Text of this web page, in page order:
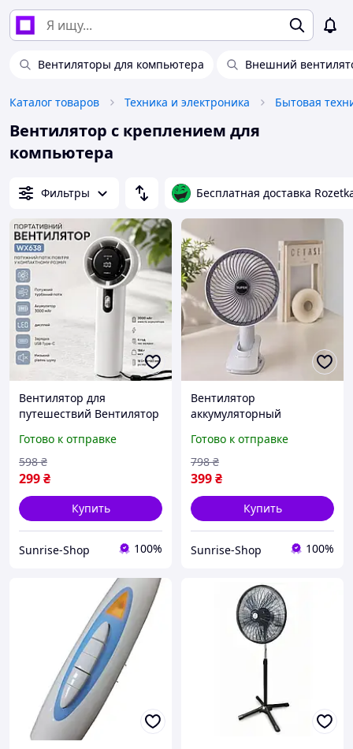
Вентиляторы для компьютера Внешний
Каталог товаров Техника и электроника Бытовая
Вентилятор с креплением для
компьютера
Фильтры Бесплатная доставка
Вентилятор для
путешествий Вентилятор
вентилятор Ручной
вентилятор
Аккумуляторный
вентилятор A&S
Готово к отправке
299₴
598 ₴
Купить
Sunrise-Shop 100%
Вентилятор
аккумуляторный
Вентилятор для дома
Портативный вентилятор
Вентилятор настольный
A&S
Готово к отправке
399₴
798 ₴
Купить
Sunrise-Shop 100%